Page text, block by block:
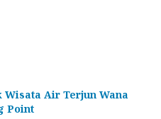
Air Terjun Wana
Point